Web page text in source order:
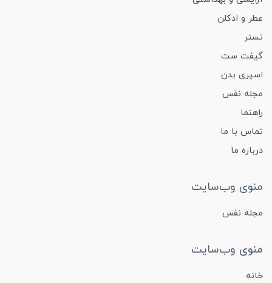
عطر و ادکلن
تستر
گیفت ست
اسپری بدن
مجله نفس
راهنما
تماس با ما
درباره ما
منوی وب‌سایت
مجله نفس
منوی وب‌سایت
خانه